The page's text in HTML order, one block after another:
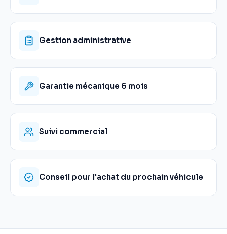
Gestion administrative
Garantie mécanique 6 mois
Suivi commercial
Conseil pour l'achat du prochain véhicule